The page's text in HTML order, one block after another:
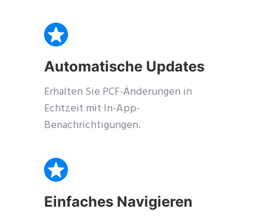
Automatische Updates
Erhalten Sie PCF-Änderungen in
Echtzeit mit In-App-
Benachrichtigungen.
Einfaches Navigieren